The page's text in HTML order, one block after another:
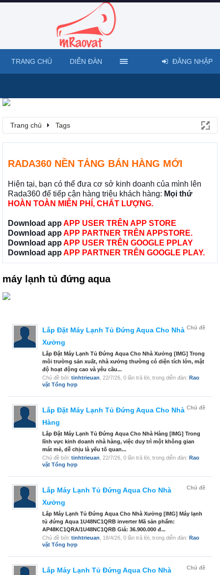
Trang chủ Tags
RADA360 NỀN TẢNG BÁN HÀNG MỚI
Hiện tại, bạn có thể đưa cơ sở kinh doanh của mình lên
Rada360 để tiếp cận hàng triệu khách hàng: Mọi thứ
HOÀN TOÀN MIỄN PHÍ, CHẤT LƯỢNG.
Download app APP USER TRÊN APP STORE
Download app APP PARTNER TRÊN APPSTORE.
Download app APP USER TRÊN GOOGLE PPLAY
Download app APP PARTNER TRÊN GOOGLE PLAY.
máy lạnh tủ đứng aqua
Chủ đề
Lắp Đặt Máy Lạnh Tủ Đứng Aqua Cho Nhà
Xưởng
Lắp Đặt Máy Lạnh Tủ Đứng Aqua Cho Nhà Xưởng [IMG] Trong
môi trường sản xuất, nhà xưởng thường có diện tích lớn, mật
độ hoạt động cao và yêu cầu...
Chủ đề bởi: tinhtrieuan 22/7/26 , 0 lần trả lời, trong diễn đàn: Rao
vặt Tổng hợp
Chủ đề
Lắp Đặt Máy Lạnh Tủ Đứng Aqua Cho Nhà
Hàng
Lắp Đặt Máy Lạnh Tủ Đứng Aqua Cho Nhà Hàng [IMG] Trong
lĩnh vực kinh doanh nhà hàng, việc duy trì một không gian
mát mẻ, dễ chịu là yếu tố quan...
Chủ đề bởi: tinhtrieuan 22/7/26 , 0 lần trả lời, trong diễn đàn: Rao
vặt Tổng hợp
Chủ đề
Lắp Máy Lạnh Tủ Đứng Aqua Cho Nhà
Xưởng
Lắp Máy Lạnh Tủ Đứng Aqua Cho Nhà Xưởng [IMG] Máy lạnh
tủ đứng Aqua 1U48NC1QRB inverter Mã sản phẩm:
AP48KC1QRA/1U48NC1QRB Giá: 36.900.000 đ...
Chủ đề bởi: tinhtrieuan 18/4/26 , 0 lần trả lời, trong diễn đàn: Rao
vặt Tổng hợp
Chủ đề
Lắp Máy Lạnh Tủ Đứng Aqua Cho Nhà
TRANG CHỦ DIỄN ĐÀN ĐĂNG NHẬP